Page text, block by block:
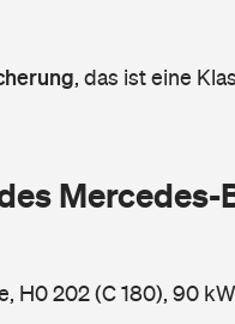
, das ist eine
Mercedes-
H0 202 (C 180), 90